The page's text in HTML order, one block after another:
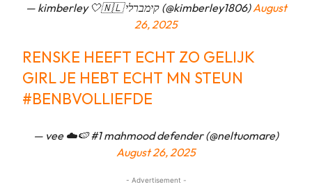
— kimberley 🤍🇳🇱 קימברלי (@kimberley1806)August
26, 2025
RENSKE HEEFT ECHT ZO GELIJK
GIRL JE HEBT ECHT MN STEUN
#BENBVOLLIEFDE
— vee ☁️🍉 #1 mahmood defender (@neltuomare)
August 26, 2025
- Advertisement -